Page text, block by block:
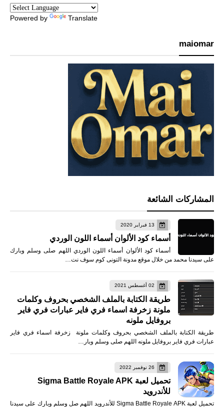
Powered by Translate
maiomar
المشاركات الشائعة
13 فبراير 2020
أسماء كود الألوان أسماء اللون الوردي
أسماء كود الألوان أسماء اللون الوردي اللهم صلى وسلم وبارك
على سيدنا محمد من خلال موقع مدونة التونى كوم سوف نت…
02 أغسطس 2021
طريقة الكتابة بالملف الشخصي بحروف وكلمات
ملونة زخرفة اسماء فري فاير عبارات فري فاير
بروفايل ملونه
طريقة الكتابة بالملف الشخصي بحروف وكلمات ملونة زخرفة اسماء فري فاير
عبارات فري فاير بروفايل ملونه اللهم صلى وسلم وبار…
26 نوفمبر 2022
تحميل لعبة Sigma Battle Royale APK
للأندرويد
تحميل لعبة Sigma Battle Royale APK للأندرويد اللهم صل وسلم وبارك على سيدنا